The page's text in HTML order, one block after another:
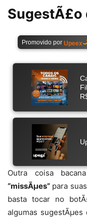
SugestÃ£o
Outra coisa
“missÃµes” para
basta tocar no
algumas sugestÃµes